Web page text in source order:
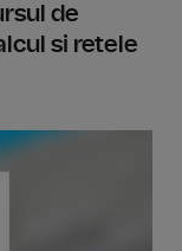
de
si retele